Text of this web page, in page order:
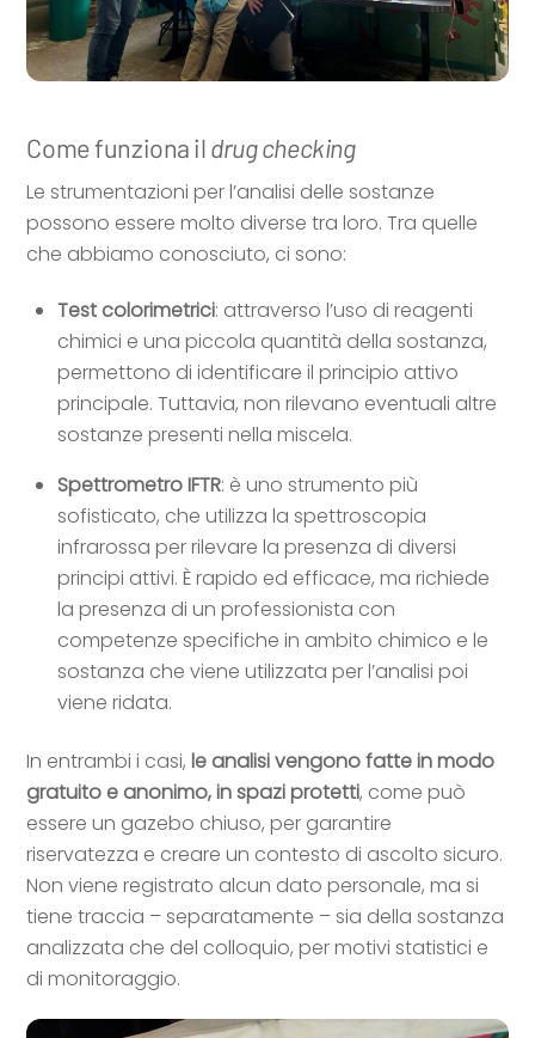
Come funziona ildrug checking
Le strumentazioni per l’analisi delle sostanze
possono essere molto diverse tra loro. Tra quelle
che abbiamo conosciuto, ci sono:
Test colorimetrici: attraverso l’uso di reagenti
chimici e una piccola quantità della sostanza,
permettono di identificare il principio attivo
principale. Tuttavia, non rilevano eventuali altre
sostanze presenti nella miscela.
Spettrometro IFTR: è uno strumento più
sofisticato, che utilizza la spettroscopia
infrarossa per rilevare la presenza di diversi
principi attivi. È rapido ed efficace, ma richiede
la presenza di un professionista con
competenze specifiche in ambito chimico e le
sostanza che viene utilizzata per l’analisi poi
viene ridata.
In entrambi i casi,le analisi vengono fatte in modo
gratuito e anonimo, in spazi protetti, come può
essere un gazebo chiuso, per garantire
riservatezza e creare un contesto di ascolto sicuro.
Non viene registrato alcun dato personale, ma si
tiene traccia – separatamente – sia della sostanza
analizzata che del colloquio, per motivi statistici e
di monitoraggio.